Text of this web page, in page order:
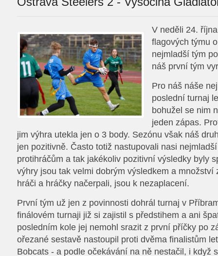
V neděli 24.
flagových týmu
nejmladší tým
náš první tým
Pro náš náše
poslední turnaj
bohužel se nim
jeden zápas.
jim výhra utekla jen o 3 body. Sezónu však náš
jen pozitivně. Často totiž nastupovali nasi
protihráčům a tak jakékoliv pozitivní výsledky byly
výhry jsou tak velmi dobrým výsledkem a množství
hráči a hráčky načerpali, jsou k nezaplacení.
První tým už jen z povinnosti dohrál turnaj v
finálovém turnaji již si zajistil s předstihem a ani
posledním kole jej nemohl srazit z první příčky po
ořezané sestavě nastoupil proti dvěma finalistům
Bobcats - a podle očekávání na ně nestačil, i když